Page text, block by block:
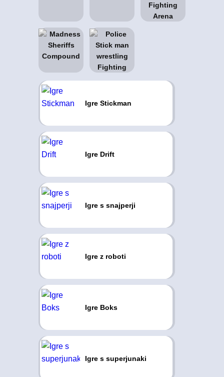
Igre Stickman
Igre Drift
Igre s snajperji
Igre z roboti
Igre Boks
Igre s superjunaki